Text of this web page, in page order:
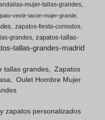
mujer-tallas-grandes
vestir-tacon-mujer-grande
zapatos-fiesta-comodos
grandes zapatos-tallas-
tallas-grandes-madrid
tallas grandes
Zapatos
Oulet Hombre Mujer
zapatos personalizados